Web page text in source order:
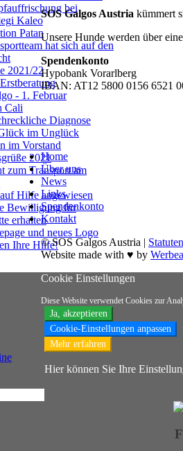
bei
Kaleo
Patan
hat sich auf den
2021/22
- 1. Februar
Cali
Diagnose
im Unglück
im Vorstand
2021
zum Transport am
Hilfe angewiesen
Bewilligung für
erhalten
und neues Logo
Ihre Hilfe!
SOS Galgos Austria kümmert
Unsere Hunde werden über
Spendenkonto
Hypobank Vorarlberg
IBAN: AT12 5800 0156 6521
Home
Über uns
News
Links
Spendenkonto
Kontakt
© SOS Galgos Austria | Statuten
Website made with ♥ by
Cookie Einstellungen
Diese Website verwendet Cookies zur
Ja, akzeptieren
Cookie-Einstellungen anpassen
Mehr erfahren
Hier können Sie Ihre